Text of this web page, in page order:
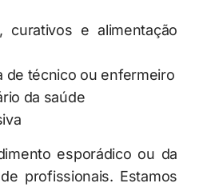
curativos e alimentação
de técnico ou enfermeiro
da saúde
esporádico ou da
profissionais. Estamos